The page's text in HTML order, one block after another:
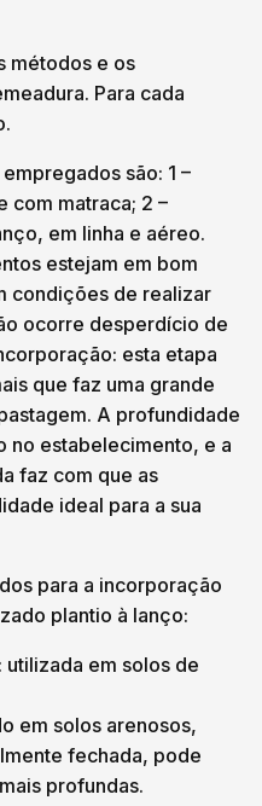
métodos e os
Para cada
são: 1 –
com matraca; 2 –
em linha e aéreo.
estejam em bom
condições de realizar
ocorre desperdício de
esta etapa
que faz uma grande
A profundidade
no estabelecimento, e a
faz com que as
ideal para a sua
para a incorporação
plantio à lanço:
em solos de
em solos arenosos,
fechada, pode
profundas.